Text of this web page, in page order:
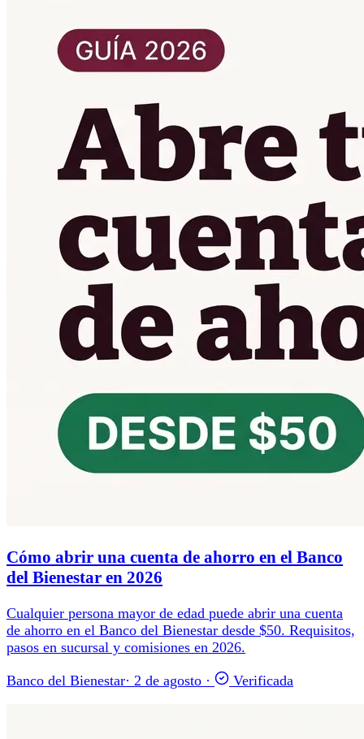
Cómo abrir una cuenta de ahorro en el Banco
del Bienestar en 2026
Cualquier persona mayor de edad puede abrir una cuenta
de ahorro en el Banco del Bienestar desde $50. Requisitos,
pasos en sucursal y comisiones en 2026.
Banco del Bienestar· 2 de agosto · Verificada